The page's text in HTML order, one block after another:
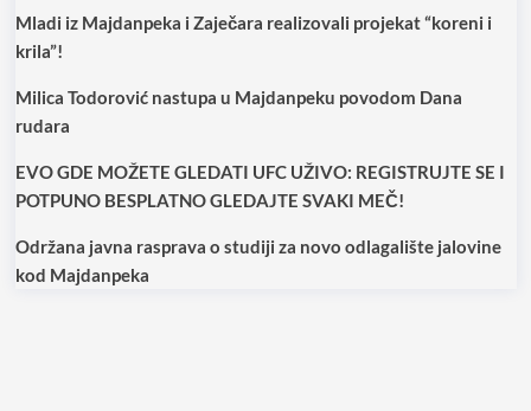
Mladi iz Majdanpeka i Zaječara realizovali projekat “koreni i
krila”!
Milica Todorović nastupa u Majdanpeku povodom Dana
rudara
EVO GDE MOŽETE GLEDATI UFC UŽIVO: REGISTRUJTE SE I
POTPUNO BESPLATNO GLEDAJTE SVAKI MEČ!
Održana javna rasprava o studiji za novo odlagalište jalovine
kod Majdanpeka